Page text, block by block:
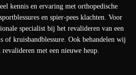
kennis en ervaring met orthopedische
en spier-pees klachten. Voor
specialist bij het revalideren van een
of kruisbandblessure. Ook behandelen wij
met een nieuwe heup.